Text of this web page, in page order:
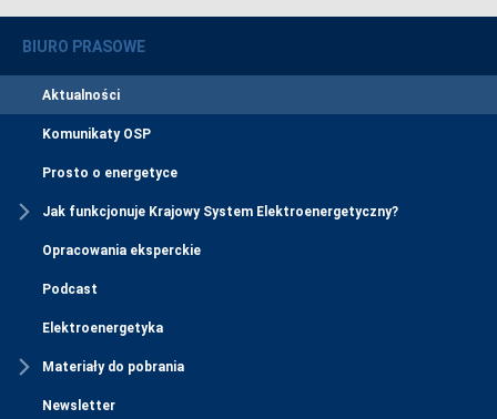
BIURO PRASOWE
Aktualności
Komunikaty OSP
Prosto o energetyce
Jak funkcjonuje Krajowy System Elektroenergetyczny?
Opracowania eksperckie
Podcast
Elektroenergetyka
Materiały do pobrania
Newsletter